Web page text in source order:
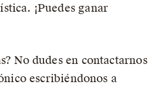
¡Puedes ganar
No dudes en contactarnos
escribiéndonos a